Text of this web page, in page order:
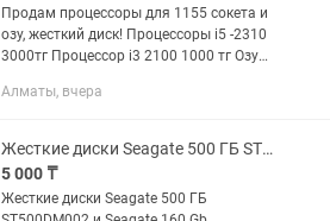
Продам процессоры для 1155 сокета и
озу, жесткий диск! Процессоры i5 -2310
3000тг Процессор i3 2100 1000 тг Озу
2000 тг Жесткий диск 500 гб 3000тг
Алматы, вчера
Жесткие диски Seagate 500 ГБ ST500DM002 и Seagate 160 Gb (цена за 2)
5 000 ₸
Жесткие диски Seagate 500 ГБ